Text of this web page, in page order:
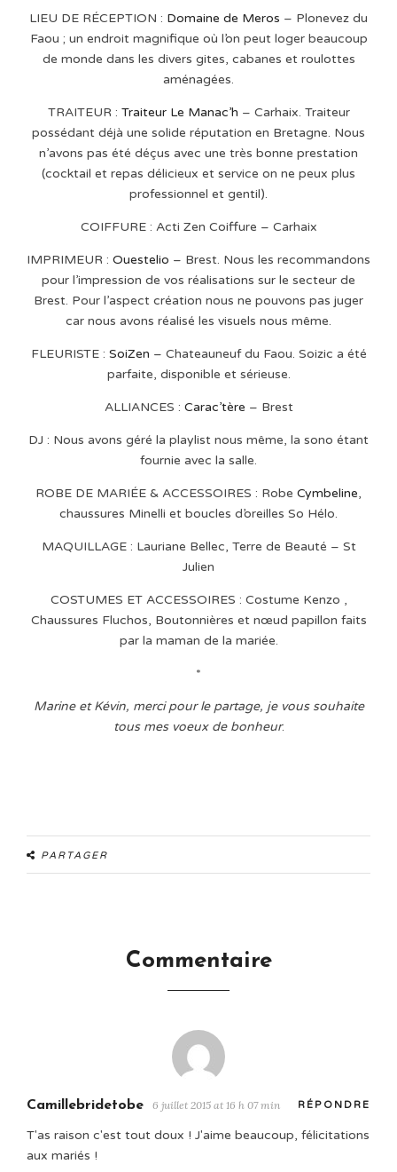
LIEU DE RÉCEPTION : Domaine de Meros – Plonevez du
Faou ; un endroit magnifique où l’on peut loger beaucoup
de monde dans les divers gites, cabanes et roulottes
aménagées.
TRAITEUR : Traiteur Le Manac’h – Carhaix. Traiteur
possédant déjà une solide réputation en Bretagne. Nous
n’avons pas été déçus avec une très bonne prestation
(cocktail et repas délicieux et service on ne peux plus
professionnel et gentil).
COIFFURE : Acti Zen Coiffure – Carhaix
IMPRIMEUR : Ouestelio – Brest. Nous les recommandons
pour l’impression de vos réalisations sur le secteur de
Brest. Pour l’aspect création nous ne pouvons pas juger
car nous avons réalisé les visuels nous même.
FLEURISTE : SoiZen – Chateauneuf du Faou. Soizic a été
parfaite, disponible et sérieuse.
ALLIANCES : Carac’tère – Brest
DJ : Nous avons géré la playlist nous même, la sono étant
fournie avec la salle.
ROBE DE MARIÉE & ACCESSOIRES : Robe Cymbeline,
chaussures Minelli et boucles d’oreilles So Hélo.
MAQUILLAGE : Lauriane Bellec, Terre de Beauté – St
Julien
COSTUMES ET ACCESSOIRES : Costume Kenzo ,
Chaussures Fluchos, Boutonnières et nœud papillon faits
par la maman de la mariée.
*
Marine et Kévin, merci pour le partage, je vous souhaite
tous mes voeux de bonheur.
PARTAGER
Commentaire
Camillebridetobe 6 juillet 2015 at 16 h 07 min RÉPONDRE
T'as raison c'est tout doux ! J'aime beaucoup, félicitations
aux mariés !